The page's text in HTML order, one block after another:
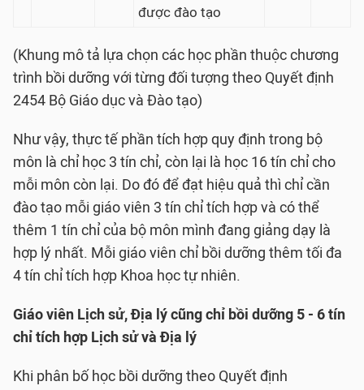
được đào tạo
(Khung mô tả lựa chọn các học phần thuộc chương
trình bồi dưỡng với từng đối tượng theo Quyết định
2454 Bộ Giáo dục và Đào tạo)
Như vậy, thực tế phần tích hợp quy định trong bộ
môn là chỉ học 3 tín chỉ, còn lại là học 16 tín chỉ cho
mỗi môn còn lại. Do đó để đạt hiệu quả thì chỉ cần
đào tạo mỗi giáo viên 3 tín chỉ tích hợp và có thể
thêm 1 tín chỉ của bộ môn mình đang giảng dạy là
hợp lý nhất. Mỗi giáo viên chỉ bồi dưỡng thêm tối đa
4 tín chỉ tích hợp Khoa học tự nhiên.
Giáo viên Lịch sử, Địa lý cũng chỉ bồi dưỡng 5 - 6 tín
chỉ tích hợp Lịch sử và Địa lý
Khi phân bố học bồi dưỡng theo Quyết định